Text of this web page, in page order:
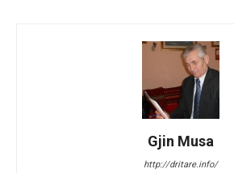
Gjin Musa
http://dritare.info/